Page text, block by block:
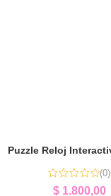
(0)
$1.800,00